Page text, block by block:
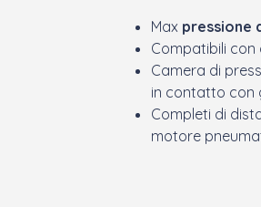
Max pressione
Compatibili con
Camera di
in contatto con
Completi di
motore